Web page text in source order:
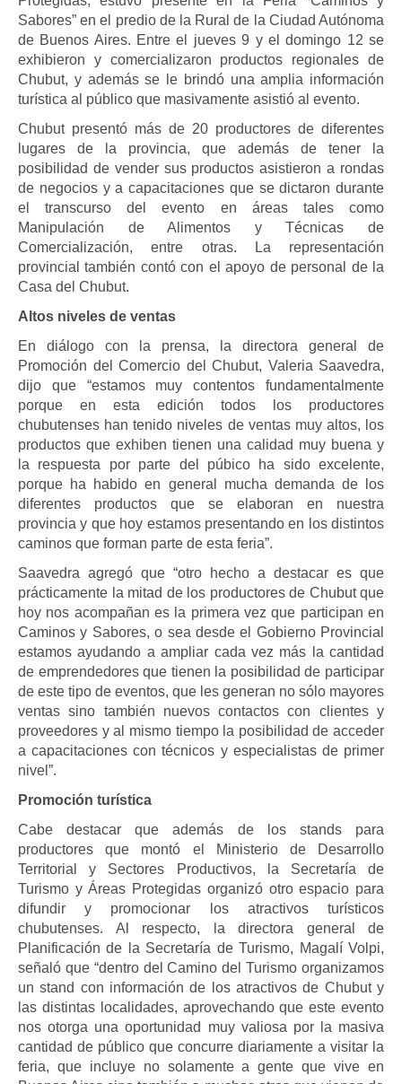
Sabores” en el predio de la Rural de la Ciudad Autónoma
de Buenos Aires. Entre el jueves 9 y el domingo 12 se
exhibieron y comercializaron productos regionales de
Chubut, y además se le brindó una amplia información
turística al público que masivamente asistió al evento.
Chubut presentó más de 20 productores de diferentes
lugares de la provincia, que además de tener la
posibilidad de vender sus productos asistieron a rondas
de negocios y a capacitaciones que se dictaron durante
el transcurso del evento en áreas tales como
Manipulación de Alimentos y Técnicas de
Comercialización, entre otras. La representación
provincial también contó con el apoyo de personal de la
Casa del Chubut.
Altos niveles de ventas
En diálogo con la prensa, la directora general de
Promoción del Comercio del Chubut, Valeria Saavedra,
dijo que “estamos muy contentos fundamentalmente
porque en esta edición todos los productores
chubutenses han tenido niveles de ventas muy altos, los
productos que exhiben tienen una calidad muy buena y
la respuesta por parte del púbico ha sido excelente,
porque ha habido en general mucha demanda de los
diferentes productos que se elaboran en nuestra
provincia y que hoy estamos presentando en los distintos
caminos que forman parte de esta feria”.
Saavedra agregó que “otro hecho a destacar es que
prácticamente la mitad de los productores de Chubut que
hoy nos acompañan es la primera vez que participan en
Caminos y Sabores, o sea desde el Gobierno Provincial
estamos ayudando a ampliar cada vez más la cantidad
de emprendedores que tienen la posibilidad de participar
de este tipo de eventos, que les generan no sólo mayores
ventas sino también nuevos contactos con clientes y
proveedores y al mismo tiempo la posibilidad de acceder
a capacitaciones con técnicos y especialistas de primer
nivel”.
Promoción turística
Cabe destacar que además de los stands para
productores que montó el Ministerio de Desarrollo
Territorial y Sectores Productivos, la Secretaría de
Turismo y Áreas Protegidas organizó otro espacio para
difundir y promocionar los atractivos turísticos
chubutenses. Al respecto, la directora general de
Planificación de la Secretaría de Turismo, Magalí Volpi,
señaló que “dentro del Camino del Turismo organizamos
un stand con información de los atractivos de Chubut y
las distintas localidades, aprovechando que este evento
nos otorga una oportunidad muy valiosa por la masiva
cantidad de público que concurre diariamente a visitar la
feria, que incluye no solamente a gente que vive en